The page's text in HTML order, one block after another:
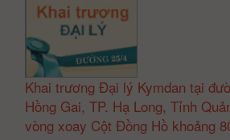
Khai trương Đại lý Kymdan tại
Hồng Gai, TP. Hạ Long, Tỉnh
vòng xoay Cột Đồng Hồ khoảng